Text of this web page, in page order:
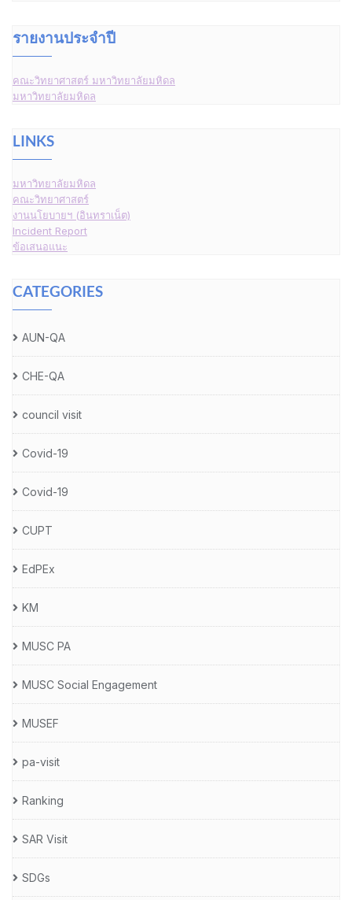
รายงานประจำปี
คณะวิทยาศาสตร์ มหาวิทยาลัยมหิดล
มหาวิทยาลัยมหิดล
LINKS
มหาวิทยาลัยมหิดล
คณะวิทยาศาสตร์
งานนโยบายฯ (อินทราเน็ต)
Incident Report
ข้อเสนอแนะ
CATEGORIES
AUN-QA
CHE-QA
council visit
Covid-19
Covid-19
CUPT
EdPEx
KM
MUSC PA
MUSC Social Engagement
MUSEF
pa-visit
Ranking
SAR Visit
SDGs